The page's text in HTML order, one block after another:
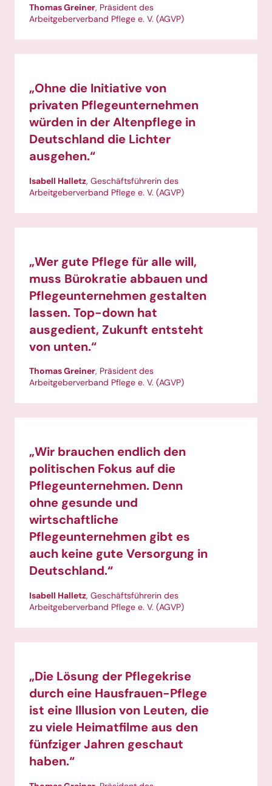
Thomas Greiner, Präsident des
Arbeitgeberverband Pflege e. V. (AGVP)
„Ohne die Initiative von
privaten Pflegeunternehmen
würden in der Altenpflege in
Deutschland die Lichter
ausgehen.“
Isabell Halletz, Geschäftsführerin des
Arbeitgeberverband Pflege e. V. (AGVP)
„Wer gute Pflege für alle will,
muss Bürokratie abbauen und
Pflegeunternehmen gestalten
lassen. Top-down hat
ausgedient, Zukunft entsteht
von unten.“
Thomas Greiner, Präsident des
Arbeitgeberverband Pflege e. V. (AGVP)
„Wir brauchen endlich den
politischen Fokus auf die
Pflegeunternehmen. Denn
ohne gesunde und
wirtschaftliche
Pflegeunternehmen gibt es
auch keine gute Versorgung in
Deutschland.“
Isabell Halletz, Geschäftsführerin des
Arbeitgeberverband Pflege e. V. (AGVP)
„Die Lösung der Pflegekrise
durch eine Hausfrauen-Pflege
ist eine Illusion von Leuten, die
zu viele Heimatfilme aus den
fünfziger Jahren geschaut
haben.“